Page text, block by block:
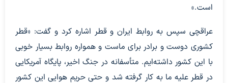
است.»
عراقچی سپس به روابط ایران و قطر اشاره کرد و گفت: «قطر
کشوری دوست و برادر برای ماست و همواره روابط بسیار خوبی
با این کشور داشته‌ایم. متأسفانه در جنگ اخیر، پایگاه آمریکایی
در قطر علیه ما به کار گرفته شد و حتی حریم هوایی این کشور